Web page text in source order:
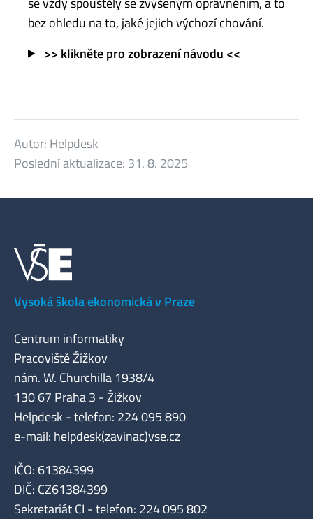
bez ohledu na to, jaké jejich výchozí chování.
>> klikněte pro zobrazení návodu <<
Autor: Helpdesk
Poslední aktualizace: 31. 8. 2025
Vysoká škola ekonomická v Praze
Centrum informatiky
Pracoviště Žižkov
nám. W. Churchilla 1938/4
130 67 Praha 3 - Žižkov
Helpdesk - telefon: 224 095 890
e-mail: helpdesk(zavinac)vse.cz
IČO: 61384399
DIČ: CZ61384399
Sekretariát CI - telefon: 224 095 802